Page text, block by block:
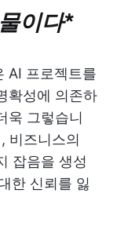
이다*
AI 프로젝트를
확성에 의존하
욱 그렇습니
비즈니스의
잡음을 생성
한 신뢰를 잃